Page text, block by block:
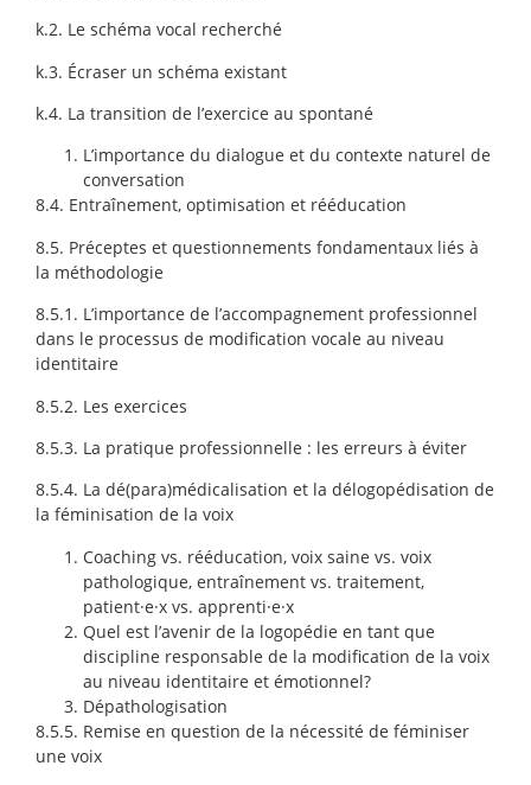
k.2. Le schéma vocal recherché
k.3. Écraser un schéma existant
k.4. La transition de l’exercice au spontané
L’importance du dialogue et du contexte naturel de
conversation
8.4. Entraînement, optimisation et rééducation
8.5. Préceptes et questionnements fondamentaux liés à
la méthodologie
8.5.1. L’importance de l’accompagnement professionnel
dans le processus de modification vocale au niveau
identitaire
8.5.2. Les exercices
8.5.3. La pratique professionnelle : les erreurs à éviter
8.5.4. La dé(para)médicalisation et la délogopédisation de
la féminisation de la voix
Coaching vs. rééducation, voix saine vs. voix
pathologique, entraînement vs. traitement,
patient·e·x vs. apprenti·e·x
Quel est l’avenir de la logopédie en tant que
discipline responsable de la modification de la voix
au niveau identitaire et émotionnel?
Dépathologisation
8.5.5. Remise en question de la nécessité de féminiser
une voix